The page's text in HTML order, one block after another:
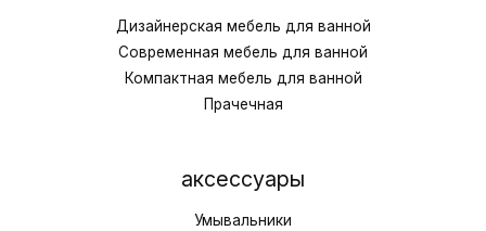
Дизайнерская мебель для ванной
Современная мебель для ванной
Компактная мебель для ванной
Прачечная
аксессуары
Умывальники